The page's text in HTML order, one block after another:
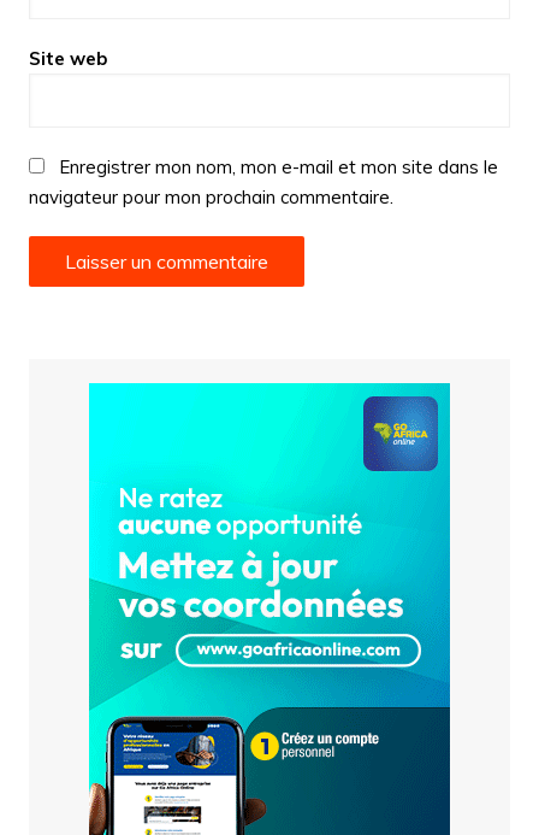
Site web
Enregistrer mon nom, mon e-mail et mon site dans le
navigateur pour mon prochain commentaire.